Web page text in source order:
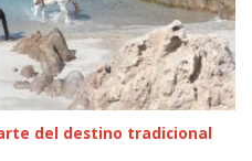
del destino tradicional